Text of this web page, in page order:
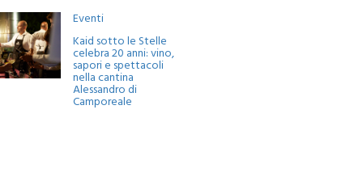
Eventi
Kaid sotto le Stelle
celebra 20 anni: vino,
sapori e spettacoli
nella cantina
Alessandro di
Camporeale